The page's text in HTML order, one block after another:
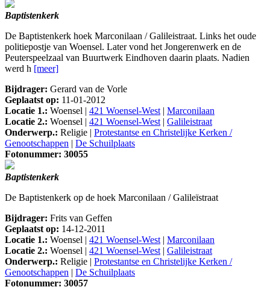
Baptistenkerk
De Baptistenkerk hoek Marconilaan / Galileistraat. Links het oude
politiepostje van Woensel. Later vond het Jongerenwerk en de
Peuterspeelzaal van Buurtwerk Eindhoven daarin plaats. Nadien
werd h [meer]
Bijdrager: Gerard van de Vorle
Geplaatst op: 11-01-2012
Locatie 1.: Woensel | 421 Woensel-West| Marconilaan
Locatie 2.: Woensel | 421 Woensel-West| Galileistraat
Onderwerp.: Religie | Protestantse en Christelijke Kerken /
Genootschappen | De Schuilplaats
Fotonummer: 30055
Baptistenkerk
De Baptistenkerk op de hoek Marconilaan / Galileïstraat
Bijdrager: Frits van Geffen
Geplaatst op: 14-12-2011
Locatie 1.: Woensel | 421 Woensel-West| Marconilaan
Locatie 2.: Woensel | 421 Woensel-West| Galileistraat
Onderwerp.: Religie | Protestantse en Christelijke Kerken /
Genootschappen | De Schuilplaats
Fotonummer: 30057